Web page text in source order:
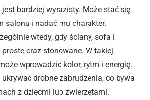
bardziej wyrazisty. Może stać się
salonu i nadać mu charakter.
wtedy, gdy ściany, sofa i
oraz stonowane. W takiej
wprowadzić kolor, rytm i energię.
drobne zabrudzenia, co bywa
z dziećmi lub zwierzętami.